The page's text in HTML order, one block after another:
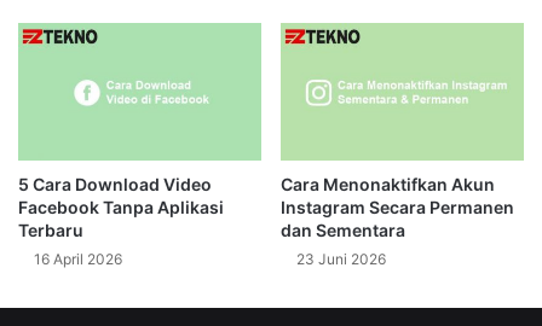
5 Cara Download Video
Facebook Tanpa Aplikasi
Terbaru
16 April 2026
Cara Menonaktifkan Akun
Instagram Secara Permanen
dan Sementara
23 Juni 2026